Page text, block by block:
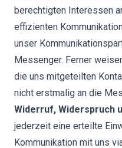
berechtigten Interessen
effizienten
unser
Messenger. Ferner
die uns mitgeteilten
nicht erstmalig an die
Widerruf, Widerspruch
jederzeit eine erteilte
Kommunikation mit uns